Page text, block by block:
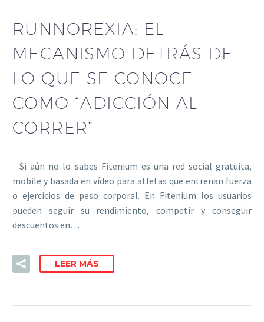
RUNNOREXIA: EL
MECANISMO DETRÁS DE
LO QUE SE CONOCE
COMO “ADICCIÓN AL
CORRER”
Si aún no lo sabes Fitenium es una red social gratuita,
mobile y basada en vídeo para atletas que entrenan fuerza
o ejercicios de peso corporal. En Fitenium los usuarios
pueden seguir su rendimiento, competir y conseguir
descuentos en…
LEER MÁS